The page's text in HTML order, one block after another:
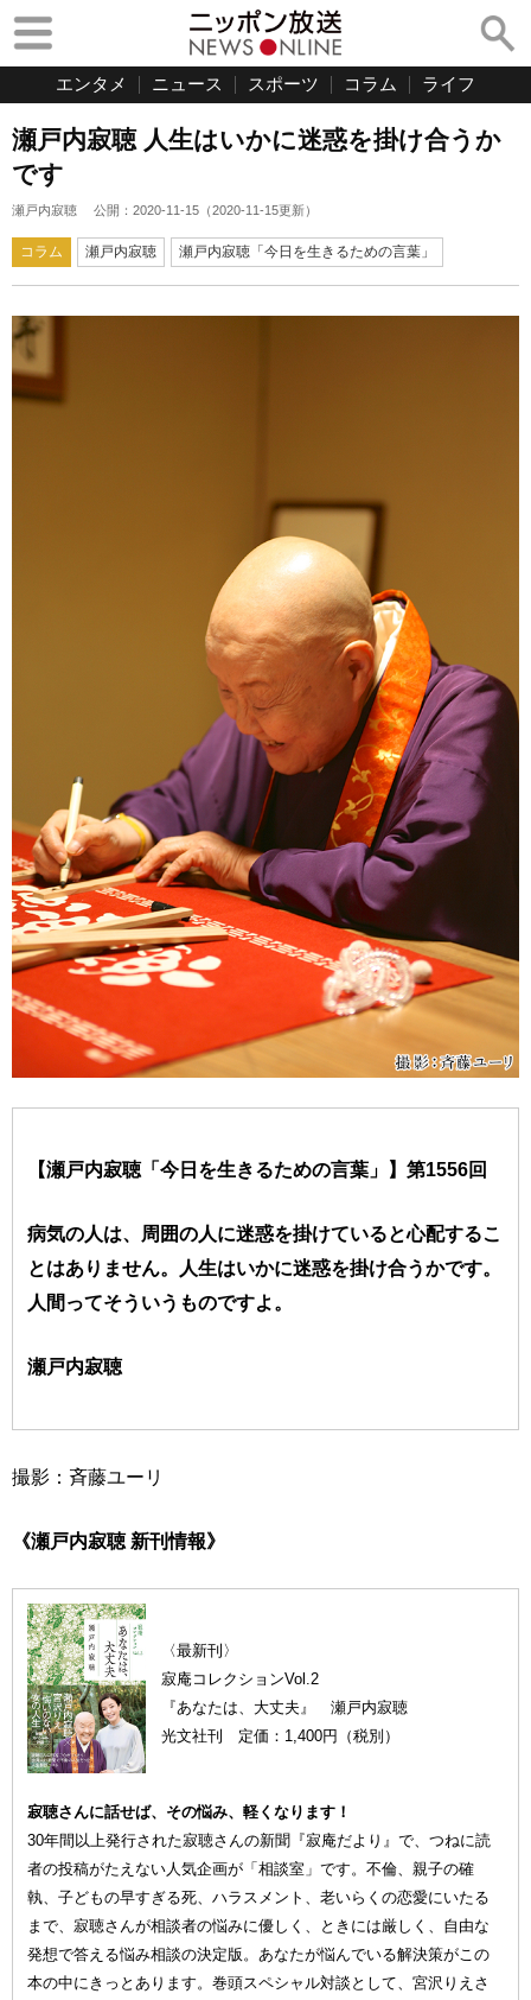
エンタメ ニュース スポーツ コラム ライフ
瀬戸内寂聴 人生はいかに迷惑を掛け合うか
です
瀬戸内寂聴 公開： 2020-11-15 （2020-11-15更新）
コラム 瀬戸内寂聴 瀬戸内寂聴「今日を生きるための言葉」
【瀬戸内寂聴「今日を生きるための言葉」】第1556回
病気の人は、周囲の人に迷惑を掛けていると心配するこ
とはありません。人生はいかに迷惑を掛け合うかです。
人間ってそういうものですよ。
瀬戸内寂聴
撮影：斉藤ユーリ
《瀬戸内寂聴 新刊情報》
〈最新刊〉
寂庵コレクションVol.2
『あなたは、大丈夫』 瀬戸内寂聴
光文社刊 定価：1,400円（税別）
寂聴さんに話せば、その悩み、軽くなります！
30年間以上発行された寂聴さんの新聞『寂庵だより』で、つねに読
者の投稿がたえない人気企画が「相談室」です。不倫、親子の確
執、子どもの早すぎる死、ハラスメント、老いらくの恋愛にいたる
まで、寂聴さんが相談者の悩みに優しく、ときには厳しく、自由な
発想で答える悩み相談の決定版。あなたが悩んでいる解決策がこの
本の中にきっとあります。巻頭スペシャル対談として、宮沢りえさ